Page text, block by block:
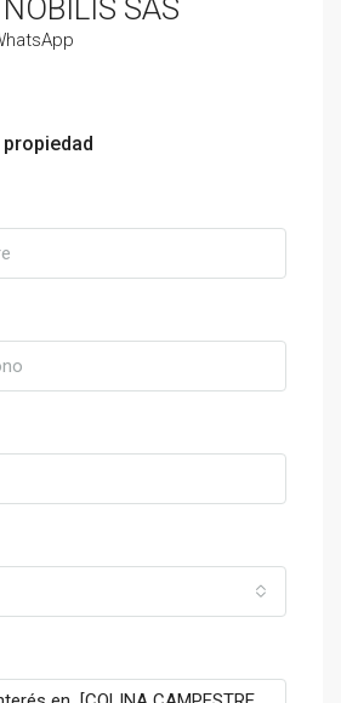
NOBILIS SAS